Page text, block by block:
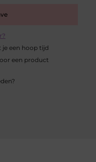
een hoop tijd
een product